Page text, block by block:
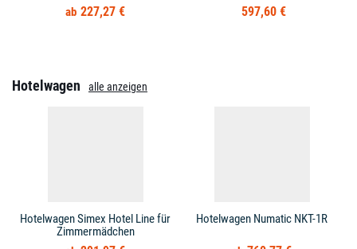
227,27 € 597,60 €
Hotelwagen alle anzeigen
Hotelwagen Simex Hotel Line für
Zimmermädchen
Hotelwagen Numatic NKT-1R